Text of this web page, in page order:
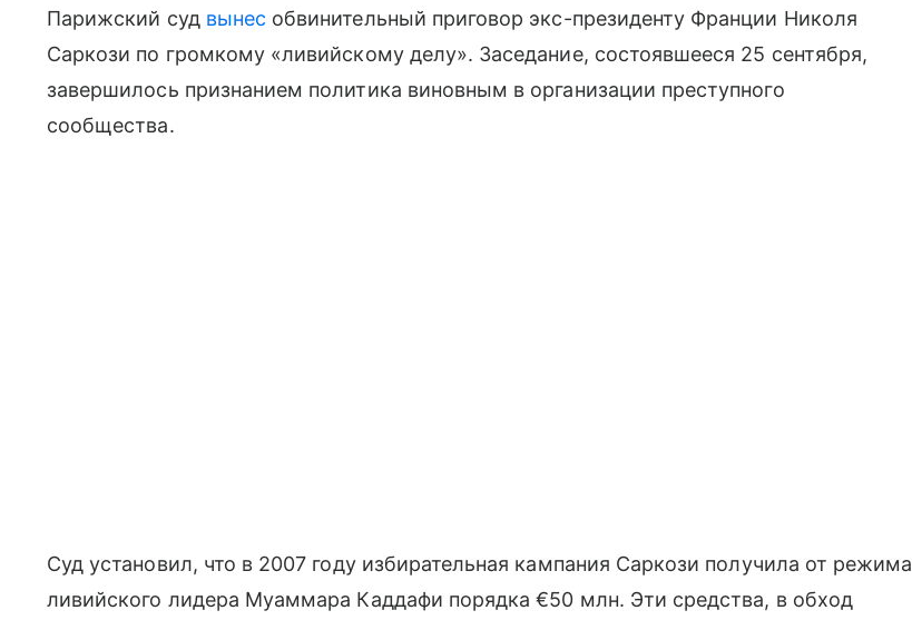
Парижский суд вынес обвинительный приговор экс-президенту Франции Николя
Саркози по громкому «ливийскому делу». Заседание, состоявшееся 25 сентября,
завершилось признанием политика виновным в организации преступного
сообщества.
Суд установил, что в 2007 году избирательная кампания Саркози получила от режима
ливийского лидера Муаммара Каддафи порядка €50 млн. Эти средства, в обход